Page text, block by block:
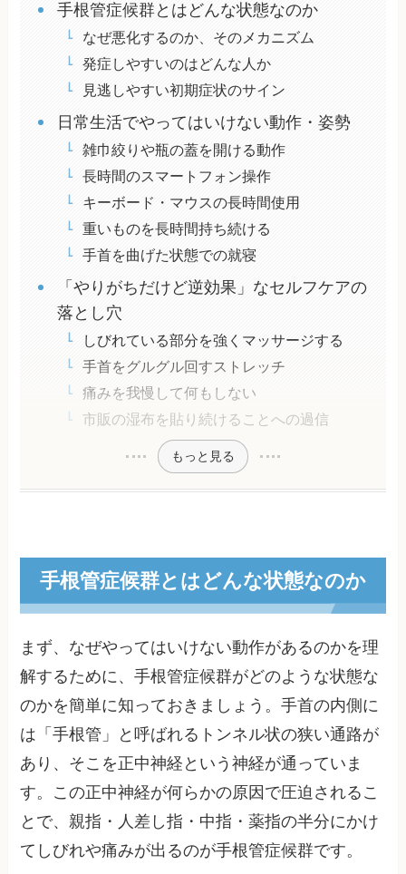
手根管症候群とはどんな状態なのか
なぜ悪化するのか、そのメカニズム
発症しやすいのはどんな人か
見逃しやすい初期症状のサイン
日常生活でやってはいけない動作・姿勢
雑巾絞りや瓶の蓋を開ける動作
長時間のスマートフォン操作
キーボード・マウスの長時間使用
重いものを長時間持ち続ける
手首を曲げた状態での就寝
「やりがちだけど逆効果」なセルフケアの
落とし穴
しびれている部分を強くマッサージする
手首をグルグル回すストレッチ
痛みを我慢して何もしない
市販の湿布を貼り続けることへの過信
もっと見る
手根管症候群とはどんな状態なのか
まず、なぜやってはいけない動作があるのかを理
解するために、手根管症候群がどのような状態な
のかを簡単に知っておきましょう。手首の内側に
は「手根管」と呼ばれるトンネル状の狭い通路が
あり、そこを正中神経という神経が通っていま
す。この正中神経が何らかの原因で圧迫されるこ
とで、親指・人差し指・中指・薬指の半分にかけ
てしびれや痛みが出るのが手根管症候群です。